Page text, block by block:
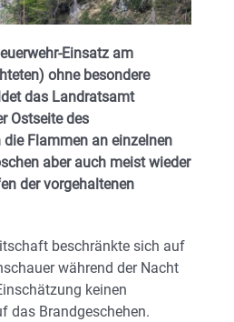
Einsatz am
ohne besondere
das Landratsamt
Ostseite des
Flammen an einzelnen
aber auch meist wieder
der vorgehaltenen
beschränkte sich auf
während der Nacht
keinen
das Brandgeschehen.